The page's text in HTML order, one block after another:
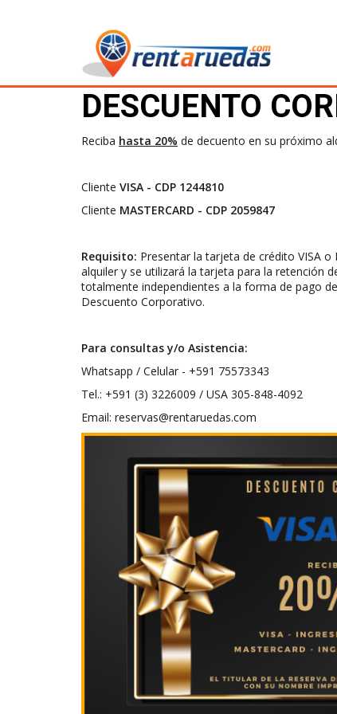
DESCUENTO
Reciba hasta 20% de decuento en su próximo
Cliente VISA - CDP 1244810
Cliente MASTERCARD - CDP 2059847
Requisito: Presentar la tarjeta de crédito VISA
alquiler y se utilizará la tarjeta para la retención
totalmente independientes a la forma de pago
Descuento Corporativo.
Para consultas y/o Asistencia:
Whatsapp / Celular - +591 75573343
Tel.: +591 (3) 3226009 / USA 305-848-4092
Email: reservas@rentaruedas.com